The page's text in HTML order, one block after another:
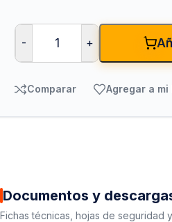
- +
Comparar Agregar a mi
Documentos y
Fichas técnicas, hojas de seguridad